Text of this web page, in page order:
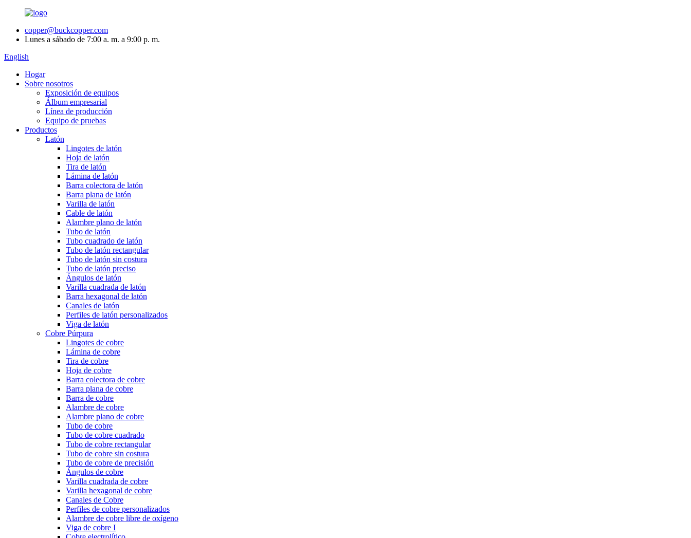
copper@buckcopper.com
Lunes a sábado de 7:00 a. m. a 9:00 p. m.
English
Hogar
Sobre nosotros
Exposición de equipos
Álbum empresarial
Línea de producción
Equipo de pruebas
Productos
Latón
Lingotes de latón
Hoja de latón
Tira de latón
Lámina de latón
Barra colectora de latón
Barra plana de latón
Varilla de latón
Cable de latón
Alambre plano de latón
Tubo de latón
Tubo cuadrado de latón
Tubo de latón rectangular
Tubo de latón sin costura
Tubo de latón preciso
Ángulos de latón
Varilla cuadrada de latón
Barra hexagonal de latón
Canales de latón
Perfiles de latón personalizados
Viga de latón
Cobre Púrpura
Lingotes de cobre
Lámina de cobre
Tira de cobre
Hoja de cobre
Barra colectora de cobre
Barra plana de cobre
Barra de cobre
Alambre de cobre
Alambre plano de cobre
Tubo de cobre
Tubo de cobre cuadrado
Tubo de cobre rectangular
Tubo de cobre sin costura
Tubo de cobre de precisión
Ángulos de cobre
Varilla cuadrada de cobre
Varilla hexagonal de cobre
Canales de Cobre
Perfiles de cobre personalizados
Alambre de cobre libre de oxígeno
Viga de cobre I